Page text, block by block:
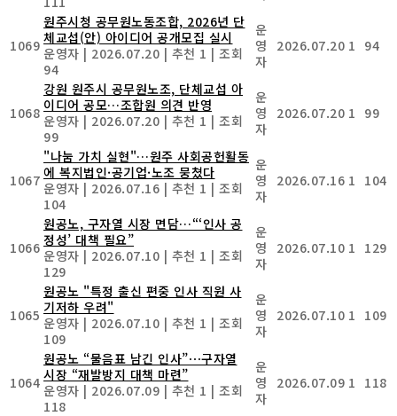
1069
원주시청 공무원노동조합, 2026년 단
체교섭(안) 아이디어 공개모집 실시
운영자 | 2026.07.20 | 추천 1 | 조회
94
운
영
자
2026.07.20 1 94
1068
강원 원주시 공무원노조, 단체교섭 아
이디어 공모…조합원 의견 반영
운영자 | 2026.07.20 | 추천 1 | 조회
99
운
영
자
2026.07.20 1 99
1067
"나눔 가치 실현"…원주 사회공헌활동
에 복지법인·공기업·노조 뭉쳤다
운영자 | 2026.07.16 | 추천 1 | 조회
104
운
영
자
2026.07.16 1 104
1066
원공노, 구자열 시장 면담…“‘인사 공
정성’ 대책 필요”
운영자 | 2026.07.10 | 추천 1 | 조회
129
운
영
자
2026.07.10 1 129
1065
원공노 "특정 출신 편중 인사 직원 사
기저하 우려"
운영자 | 2026.07.10 | 추천 1 | 조회
109
운
영
자
2026.07.10 1 109
1064
원공노 “물음표 남긴 인사”⋯구자열
시장 “재발방지 대책 마련”
운영자 | 2026.07.09 | 추천 1 | 조회
118
운
영
자
2026.07.09 1 118